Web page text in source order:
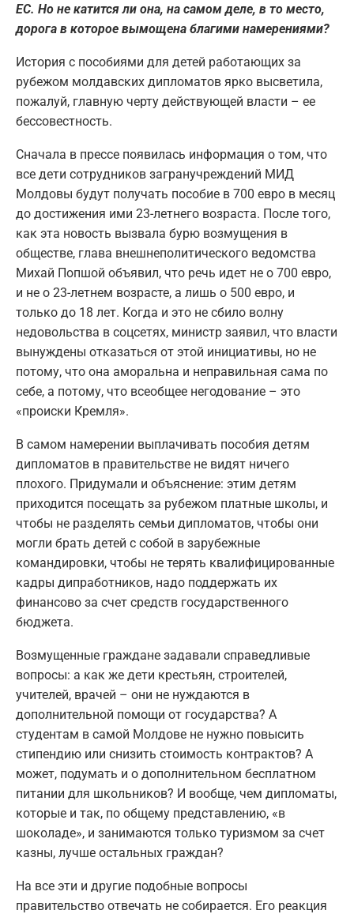
ЕС. Но не катится ли она, на самом деле, в то место,
дорога в которое вымощена благими намерениями?
История с пособиями для детей работающих за
рубежом молдавских дипломатов ярко высветила,
пожалуй, главную черту действующей власти – ее
бессовестность.
Сначала в прессе появилась информация о том, что
все дети сотрудников загранучреждений МИД
Молдовы будут получать пособие в 700 евро в месяц
до достижения ими 23-летнего возраста. После того,
как эта новость вызвала бурю возмущения в
обществе, глава внешнеполитического ведомства
Михай Попшой объявил, что речь идет не о 700 евро,
и не о 23-летнем возрасте, а лишь о 500 евро, и
только до 18 лет. Когда и это не сбило волну
недовольства в соцсетях, министр заявил, что власти
вынуждены отказаться от этой инициативы, но не
потому, что она аморальна и неправильная сама по
себе, а потому, что всеобщее негодование – это
«происки Кремля».
В самом намерении выплачивать пособия детям
дипломатов в правительстве не видят ничего
плохого. Придумали и объяснение: этим детям
приходится посещать за рубежом платные школы, и
чтобы не разделять семьи дипломатов, чтобы они
могли брать детей с собой в зарубежные
командировки, чтобы не терять квалифицированные
кадры дипработников, надо поддержать их
финансово за счет средств государственного
бюджета.
Возмущенные граждане задавали справедливые
вопросы: а как же дети крестьян, строителей,
учителей, врачей – они не нуждаются в
дополнительной помощи от государства? А
студентам в самой Молдове не нужно повысить
стипендию или снизить стоимость контрактов? А
может, подумать и о дополнительном бесплатном
питании для школьников? И вообще, чем дипломаты,
которые и так, по общему представлению, «в
шоколаде», и занимаются только туризмом за счет
казны, лучше остальных граждан?
На все эти и другие подобные вопросы
правительство отвечать не собирается. Его реакция